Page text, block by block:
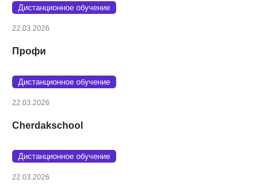
Дистанционное обучение
22.03.2026
Профи
Дистанционное обучение
22.03.2026
Cherdakschool
Дистанционное обучение
22.03.2026